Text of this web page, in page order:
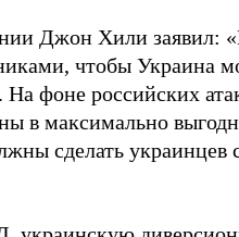
Джон Хили заявил:
чтобы Украина
На фоне российских
в максимально
сделать украинцев